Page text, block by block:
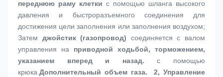
переднюю раму клетки с помощью шланга высокого
давления и быстроразъемного соединения для
достижения цели заполнения или заполнения воздухом;
Затем джойстик (газопровод) соединяется с валом
управления на приводной ходьбой, торможением,
указанием вперед и назад. с помощью
крюка. Дополнительный объем газа.  2, Управление